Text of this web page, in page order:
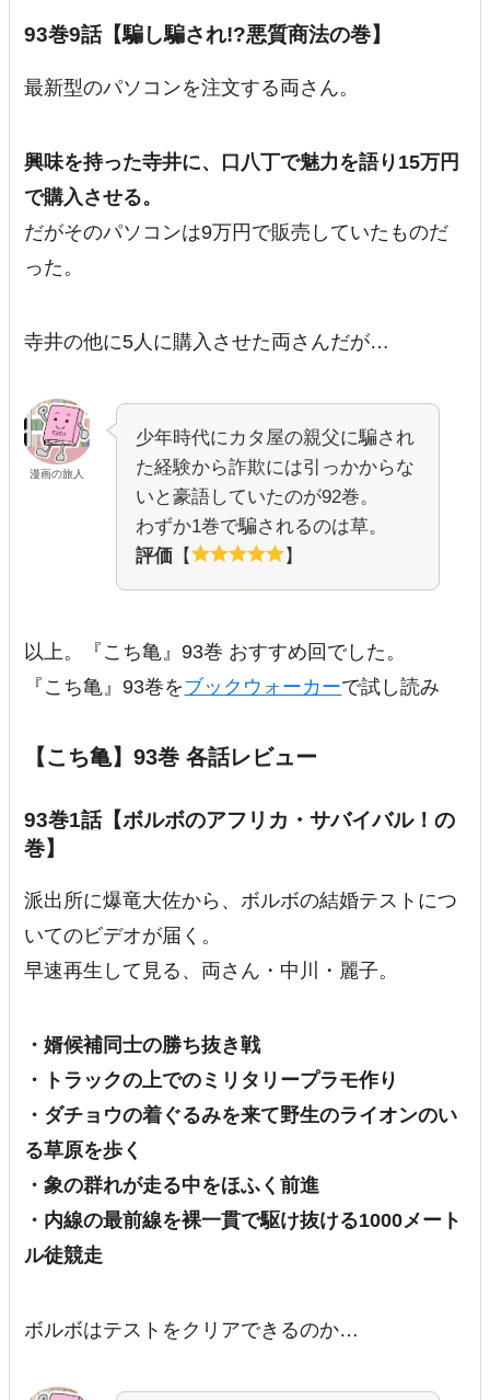
93巻9話【騙し騙され!?悪質商法の巻】
最新型のパソコンを注文する両さん。
興味を持った寺井に、口八丁で魅力を語り15万円
で購入させる。
だがそのパソコンは9万円で販売していたものだ
った。
寺井の他に5人に購入させた両さんだが…
漫画の旅人
少年時代にカタ屋の親父に騙され
た経験から詐欺には引っかからな
いと豪語していたのが92巻。
わずか1巻で騙されるのは草。
評価 【 】
以上。『こち亀』93巻 おすすめ回でした。
『こち亀』93巻をブックウォーカーで試し読み
【こち亀】93巻 各話レビュー
93巻1話【ボルボのアフリカ・サバイバル！の
巻】
派出所に爆竜大佐から、ボルボの結婚テストにつ
いてのビデオが届く。
早速再生して見る、両さん・中川・麗子。
・婿候補同士の勝ち抜き戦
・トラックの上でのミリタリープラモ作り
・ダチョウの着ぐるみを来て野生のライオンのい
る草原を歩く
・象の群れが走る中をほふく前進
・内線の最前線を裸一貫で駆け抜ける1000メート
ル徒競走
ボルボはテストをクリアできるのか…